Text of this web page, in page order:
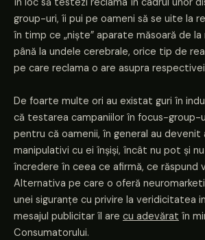
group-uri, îi pui pe oameni să se uite la
în timp ce „niște” aparate măsoară de
până la undele cerebrale, orice tip de
pe care reclama o are asupra
De foarte multe ori au existat guri în
că testarea campaniilor în focus-group-
pentru că oamenii, în general au
manipulativi cu ei înșiși, încât nu pot și
încredere în ceea ce afirmă, ce răspund
Alternativa pe care o oferă
unei siguranțe cu privire la veridicitatea
mesajul publicitar îl are cu adevărat în
Consumatorului.